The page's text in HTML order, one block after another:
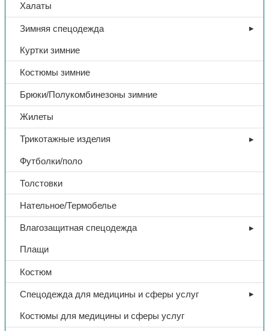
Халаты
Зимняя спецодежда
Куртки зимние
Костюмы зимние
Брюки/Полукомбинезоны зимние
Жилеты
Трикотажные изделия
Футболки/поло
Толстовки
Нательное/Термобелье
Влагозащитная спецодежда
Плащи
Костюм
Спецодежда для медицины и сферы услуг
Костюмы для медицины и сферы услуг